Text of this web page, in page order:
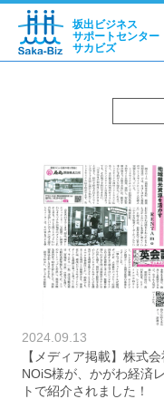
坂出ビジネス
サポートセンター
サカビズ
2024.09.13
【メディア掲載】株式会
NOiS様が、かがわ経済
トで紹介されました！